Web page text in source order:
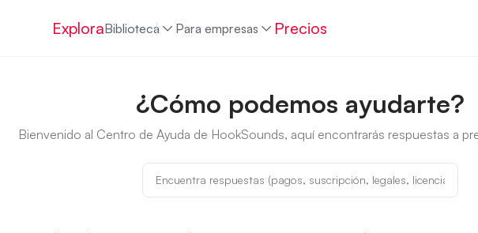
ExploraBiblioteca Para empresas Precios
¿Cómo podemos ayudarte?
Bienvenido al Centro de Ayuda de HookSounds, aquí encontrarás respuestas a